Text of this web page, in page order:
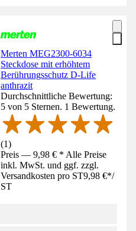
Merten MEG2300-6034
Steckdose mit erhöhtem
Berührungsschutz D-Life
anthrazit
Durchschnittliche Bewertung:
5 von 5 Sternen. 1 Bewertung.
(1)
Preis — 9,98 € * Alle Preise
inkl. MwSt. und ggf. zzgl.
Versandkosten pro ST9,98 €*/
ST